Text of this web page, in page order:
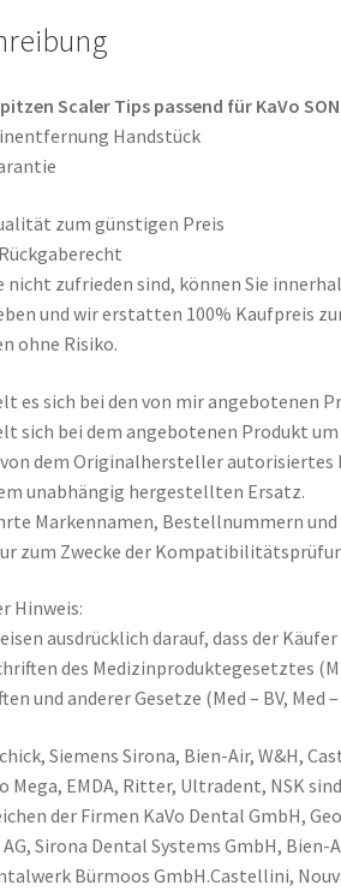
=
5A
Menge
Scaler Tips passend für KaVo
Handstück
zum günstigen Preis
nicht zufrieden sind, können Sie
und wir erstatten 100% Kaufpreis
ohne Risiko.
es sich bei den von mir angebotenen
sich bei dem angebotenen Produkt
dem Originalhersteller autorisiertes
unabhängig hergestellten Ersatz.
Markennamen, Bestellnummern und
zum Zwecke der
Hinweis:
ausdrücklich darauf, dass der
des Medizinproduktegesetztes
und anderer Gesetze (Med – BV, Med
Siemens Sirona, Bien-Air, W&H,
Mega, EMDA, Ritter, Ultradent, NSK
der Firmen KaVo Dental GmbH,
Sirona Dental Systems GmbH, Bien-
Bürmoos GmbH.Castellini,